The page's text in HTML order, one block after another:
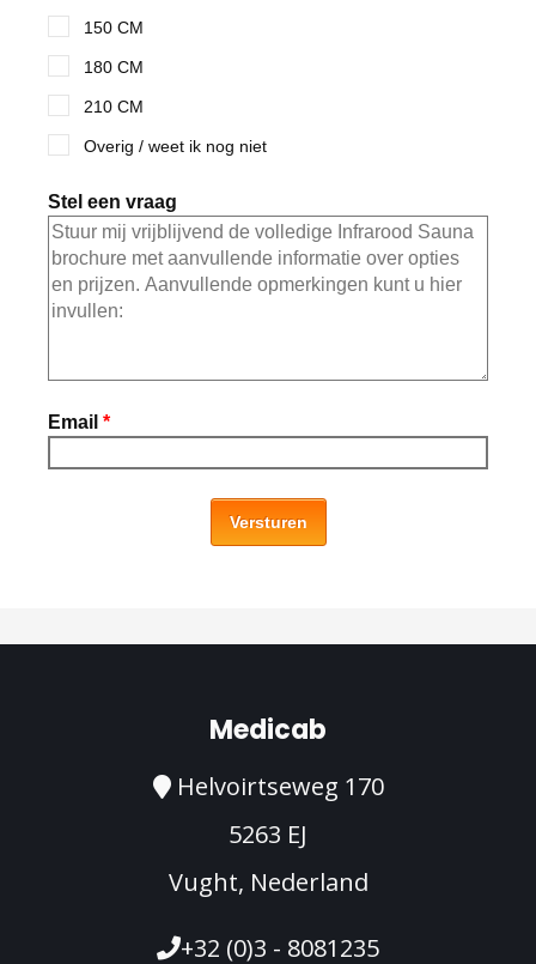
150 CM
180 CM
210 CM
Overig / weet ik nog niet
Stel een vraag
Email *
Versturen
Medicab
Helvoirtseweg 170
5263 EJ
Vught, Nederland
+32 (0)3 - 8081235